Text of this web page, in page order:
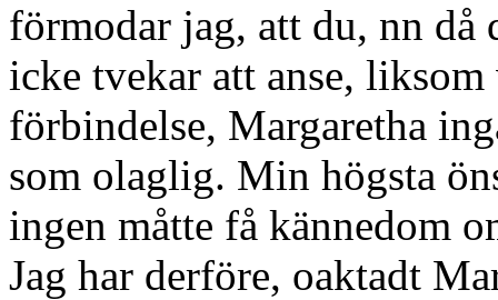
förmodar jag, att du, nn
icke tvekar att anse,
förbindelse, Margaretha
som olaglig. Min högsta
ingen måtte få kännedom
Jag har derföre, oaktadt